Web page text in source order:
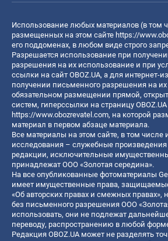
Использование любых материалов (в том
размещенных на этом сайте https://
его поддоменах, в любом виде строго
Разрешается использование при
разрешения на их использование и при
ссылки на сайт OBOZ.UA, а для интернет-
получении письменного разрешения на
обязательном размещении прямой,
систем, гиперссылки на страницу
https://www.obozrevatel.com, на которой
материал в первом абзаце материала.
Все материалы на этом сайте, в том числе
исследования – служебные
редакции, исключительные
принадлежат ООО «Золотая середина».
На все опубликованные фотоматериалы
имеет имущественные права,
«Об авторских правах и смежных правах»,
без письменного разрешения ООО
использовать, они не подлежат
переводу, распространению в любой
Редакция OBOZ.UA может не разделять